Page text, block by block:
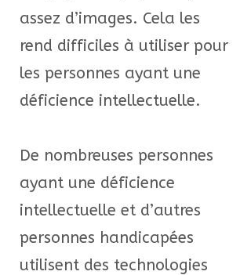
assez d’images. Cela les
rend difficiles à utiliser pour
les personnes ayant une
déficience intellectuelle.
De nombreuses personnes
ayant une déficience
intellectuelle et d’autres
personnes handicapées
utilisent des technologies